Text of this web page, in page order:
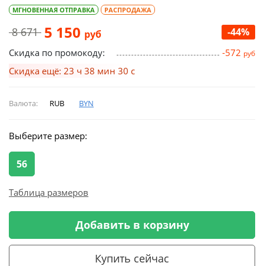
МГНОВЕННАЯ ОТПРАВКА РАСПРОДАЖА
8 671 5 150 руб -44%
Скидка по промокоду: -572 руб
Скидка ещё: 23 ч 38 мин 30 с
Валюта: RUB BYN
Выберите размер:
56
Таблица размеров
Добавить в корзину
Купить сейчас